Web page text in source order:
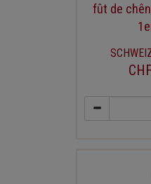
fût de